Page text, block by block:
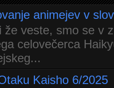
animejev v
že veste, smo se v
celovečerca
Kaisho 6/2025